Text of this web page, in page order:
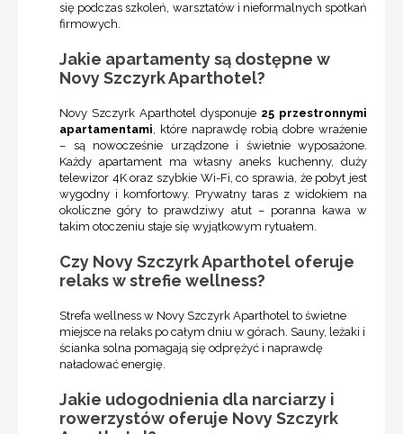
się podczas szkoleń, warsztatów i nieformalnych spotkań
firmowych.
Jakie apartamenty są dostępne w
Novy Szczyrk Aparthotel?
Novy Szczyrk Aparthotel dysponuje 25 przestronnymi
apartamentami, które naprawdę robią dobre wrażenie
– są nowocześnie urządzone i świetnie wyposażone.
Każdy apartament ma własny aneks kuchenny, duży
telewizor 4K oraz szybkie Wi-Fi, co sprawia, że pobyt jest
wygodny i komfortowy. Prywatny taras z widokiem na
okoliczne góry to prawdziwy atut – poranna kawa w
takim otoczeniu staje się wyjątkowym rytuałem.
Czy Novy Szczyrk Aparthotel oferuje
relaks w strefie wellness?
Strefa wellness w Novy Szczyrk Aparthotel to świetne
miejsce na relaks po całym dniu w górach. Sauny, leżaki i
ścianka solna pomagają się odprężyć i naprawdę
naładować energię.
Jakie udogodnienia dla narciarzy i
rowerzystów oferuje Novy Szczyrk